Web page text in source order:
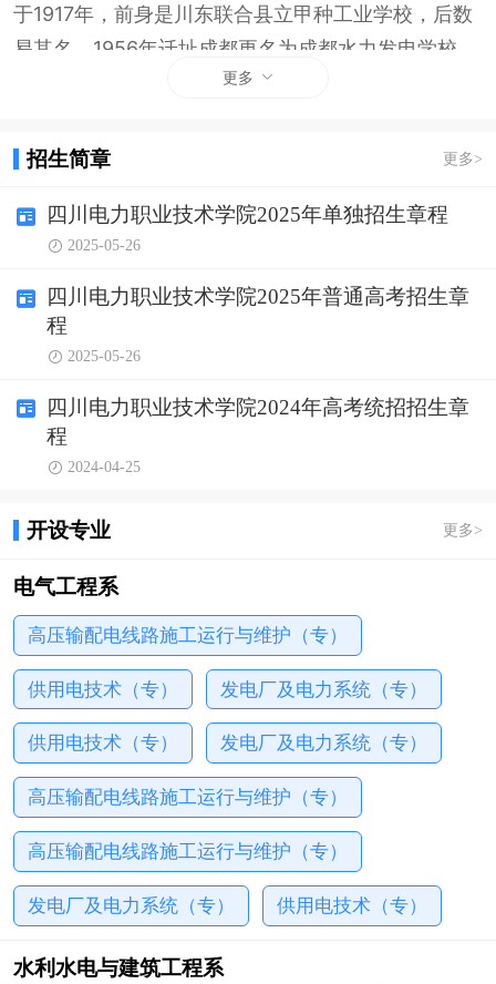
于1917年，前身是川东联合县立甲种工业学校，后数
易其名，1956年迁址成都更名为成都水力发电学校，
2001年升格为四川电力职业技术学院（以下简称“学
院校。2006年，学院与四川省电力公司技能培训中心
职教育、员工培训、职业鉴定和科研咨询等功能于一
体，是国家级和省级高技能人才培训基地、四川省首
批产教融合示范项目建设单位，是国家电网公司输配
电线路带电作业实训基地和国网技术学院成都分院。
学院建有温江、草堂、罗家碾、青峰岭实习实训电厂
四个校区，总占地面...
更多
招生简章 更多>
四川电力职业技术学院2025年单独招生章程
2025-05-26
四川电力职业技术学院2025年普通高考招生章
程
2025-05-26
四川电力职业技术学院2024年高考统招招生章
程
2024-04-25
开设专业 更多>
电气工程系
高压输配电线路施工运行与维护（专）
供用电技术（专） 发电厂及电力系统（专）
供用电技术（专） 发电厂及电力系统（专）
高压输配电线路施工运行与维护（专）
高压输配电线路施工运行与维护（专）
发电厂及电力系统（专） 供用电技术（专）
水利水电与建筑工程系